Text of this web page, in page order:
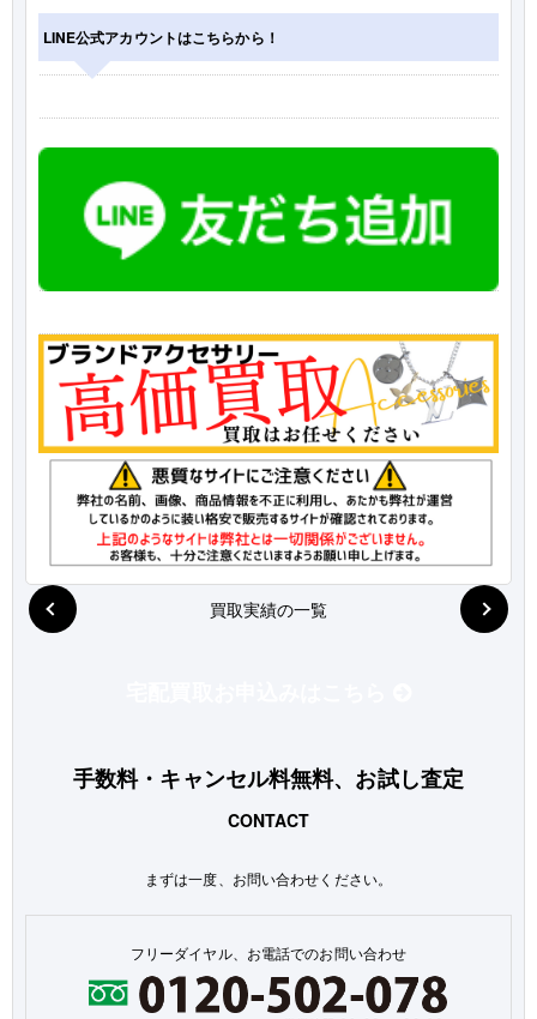
LINE公式アカウントはこちらから！
買取実績の一覧
手数料・キャンセル料無料、お試し査定
CONTACT
まずは一度、お問い合わせください。
フリーダイヤル、お電話でのお問い合わせ